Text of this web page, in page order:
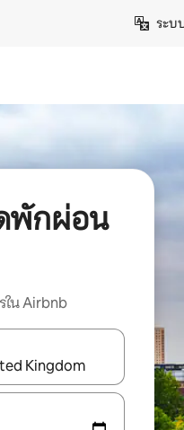
ระบ
พักผ่อน
น Airbnb
ปัด เพื่อสำรวจผลการค้นหา